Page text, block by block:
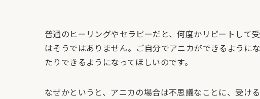
普通のヒーリングやセラピーだと、何度かリピートして
はそうではありません。ご自分でアニカができるように
たりできるようになってほしいのです。
なぜかというと、アニカの場合は不思議なことに、受け